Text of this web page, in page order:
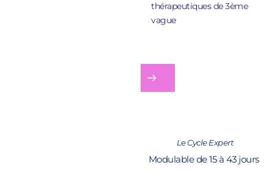
thérapeutiques de 3ème
vague
Le Cycle Expert
Modulable de 15 à 43 jours